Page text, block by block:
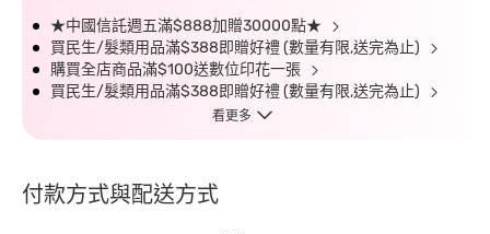
★中國信託週五滿$888加贈30000點★
買民生/髮類用品滿$388即贈好禮 (數量有限,送完為止)
購買全店商品滿$100送數位印花一張
買民生/髮類用品滿$388即贈好禮 (數量有限,送完為止)
看更多
付款方式與配送方式